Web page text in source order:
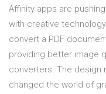
Affinity apps are
with creative
convert a PDF
providing better image
converters. The design
changed the world of